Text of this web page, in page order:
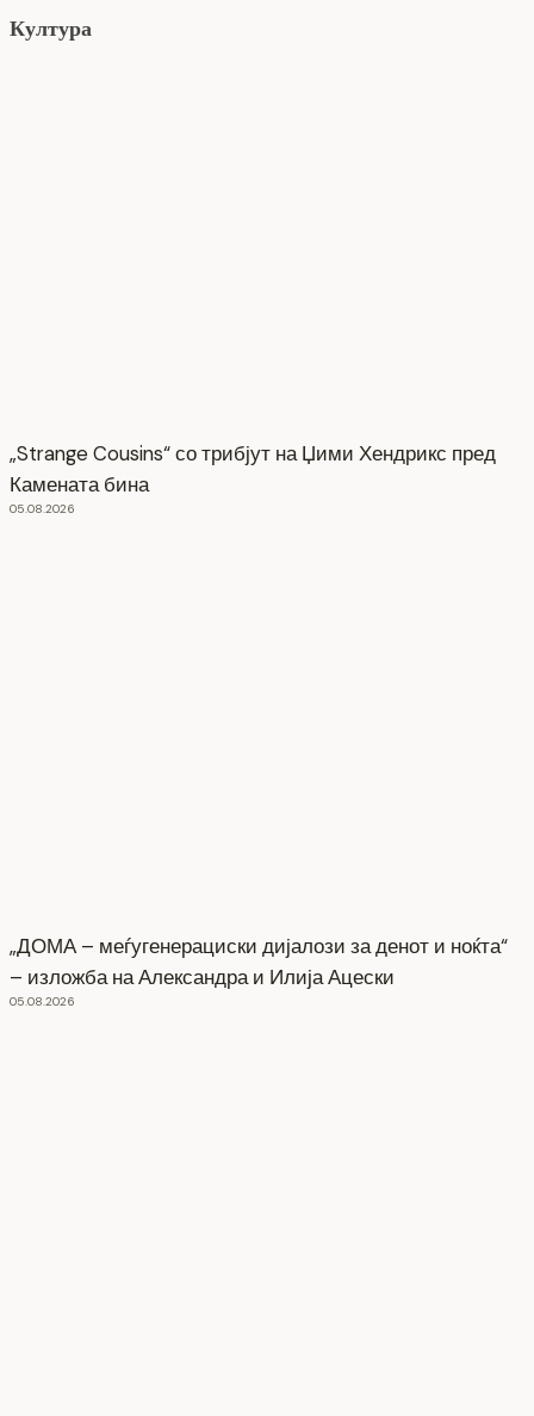
Култура
„Strange Cousins“ со трибјут на Џими Хендрикс пред
Камената бина
05.08.2026
„ДОМА – меѓугенерациски дијалози за денот и ноќта“
– изложба на Александра и Илија Ацески
05.08.2026